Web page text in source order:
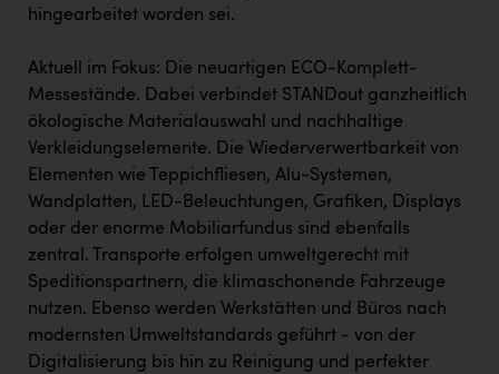
Schwingshandl - automation technology gmbh
Seher + Partner
TCL
TGW Logistics
TRAILOMAT & Cycling Austria
VERITAS
Vier Diamanten
Vorlagenportal
hingearbeitet worden sei.
Aktuell im Fokus: Die neuartigen ECO-Komplett-
Messestände. Dabei verbindet STANDout ganzheitlich
ökologische Materialauswahl und nachhaltige
Verkleidungselemente. Die Wiederverwertbarkeit von
Elementen wie Teppichfliesen, Alu-Systemen,
Wandplatten, LED-Beleuchtungen, Grafiken, Displays
oder der enorme Mobiliarfundus sind ebenfalls
zentral. Transporte erfolgen umweltgerecht mit
Speditionspartnern, die klimaschonende Fahrzeuge
nutzen. Ebenso werden Werkstätten und Büros nach
modernsten Umweltstandards geführt - von der
Digitalisierung bis hin zu Reinigung und perfekter